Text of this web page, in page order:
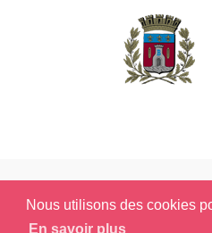
Nous utilisons des cookies
En savoir plus